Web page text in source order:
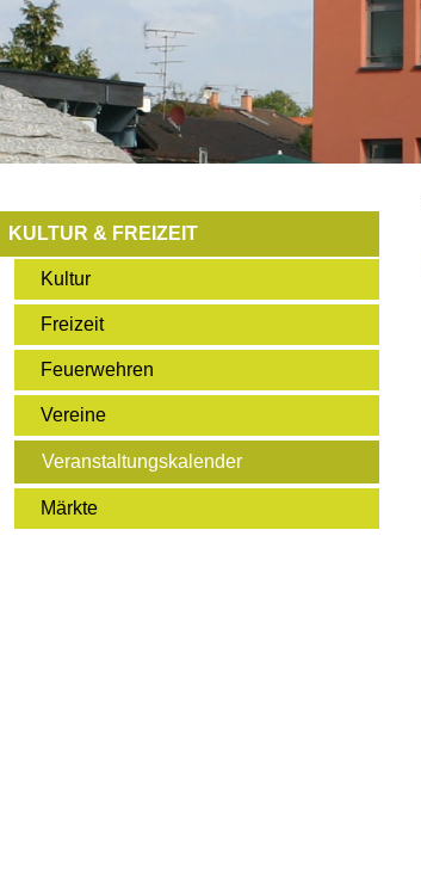
KULTUR & FREIZEIT
Kultur
Freizeit
Feuerwehren
Vereine
Veranstaltungskalender
Märkte